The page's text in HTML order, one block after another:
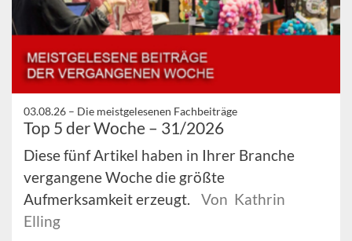
03.08.26 – Die meistgelesenen Fachbeiträge
Top 5 der Woche – 31/2026
Diese fünf Artikel haben in Ihrer Branche
vergangene Woche die größte
Aufmerksamkeit erzeugt.
Von Kathrin
Elling